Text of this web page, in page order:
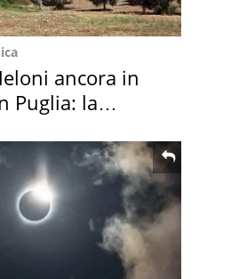
ancora in
Puglia: la